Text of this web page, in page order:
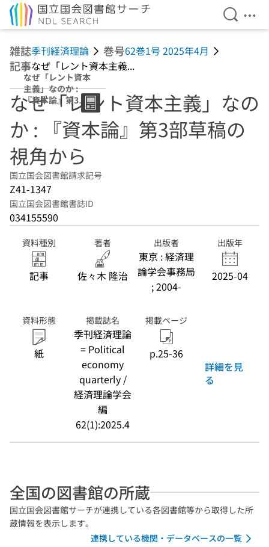
検索を
メ
雑誌季刊経済理論 巻号62巻1号 2025年4月
記事なぜ「レント資本主義...
なぜ「レント資本
主義」なのか :
『資本論』第3部
草稿の視角から
なぜ「レント資本主義」なの
か : 『資本論』第3部草稿の
視角から
国立国会図書館請求記号
Z41-1347
国立国会図書館書誌ID
034155590
資料種別
記事
著者
佐々木 隆治
出版者
東京 : 経済理
論学会事務局
; 2004-
出版年
2025-04
資料形態
紙
掲載誌名
季刊経済理論
= Political
economy
quarterly /
経済理論学会
編
62(1):2025.4
掲載ページ
p.25-36
詳細を見
る
全国の図書館の所蔵
国立国会図書館サーチが連携している各図書館等から取得した所
蔵情報を表示します。
連携している機関・データベースの一覧